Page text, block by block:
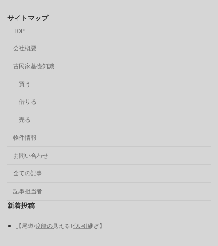
サイトマップ
TOP
会社概要
古民家基礎知識
買う
借りる
売る
物件情報
お問い合わせ
全ての記事
記事担当者
新着投稿
【尾道/渡船の見えるビル引継ぎ】